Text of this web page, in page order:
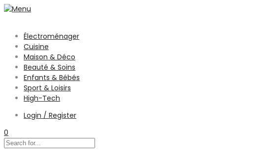
Électroménager
Cuisine
Maison & Déco
Beauté & Soins
Enfants & Bébés
Sport & Loisirs
High-Tech
Login / Register
0